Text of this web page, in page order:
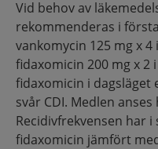
Vid behov av
rekommenderas i
vankomycin 125 mg x
fidaxomicin 200 mg x 2
fidaxomicin i
svår CDI. Medlen
Recidivfrekvensen har
fidaxomicin jämfört